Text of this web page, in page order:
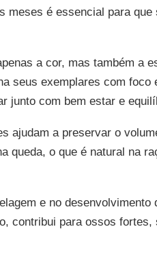
meses é essencial para que
a cor, mas também a
seus exemplares com foco
junto com bem estar e
ajudam a preservar o
queda, o que é natural na
e no desenvolvimento
contribui para ossos fortes,